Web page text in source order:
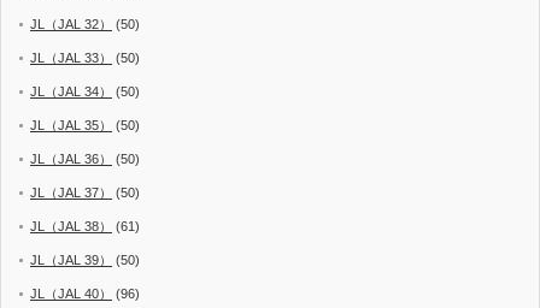
JL（JAL 32） (50)
JL（JAL 33） (50)
JL（JAL 34） (50)
JL（JAL 35） (50)
JL（JAL 36） (50)
JL（JAL 37） (50)
JL（JAL 38） (61)
JL（JAL 39） (50)
JL（JAL 40） (96)